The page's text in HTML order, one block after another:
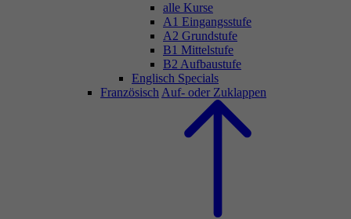
alle Kurse
A1 Eingangsstufe
A2 Grundstufe
B1 Mittelstufe
B2 Aufbaustufe
Englisch Specials
Französisch Auf- oder Zuklappen